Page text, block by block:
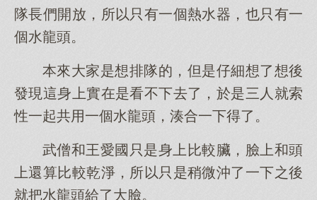
隊長們開放，所以只有一個熱水器，也只有一
個水龍頭。
本來大家是想排隊的，但是仔細想了想後
發現這身上實在是看不下去了，於是三人就索
性一起共用一個水龍頭，湊合一下得了。
武僧和王愛國只是身上比較臟，臉上和頭
上還算比較乾淨，所以只是稍微沖了一下之後
就把水龍頭給了大臉。